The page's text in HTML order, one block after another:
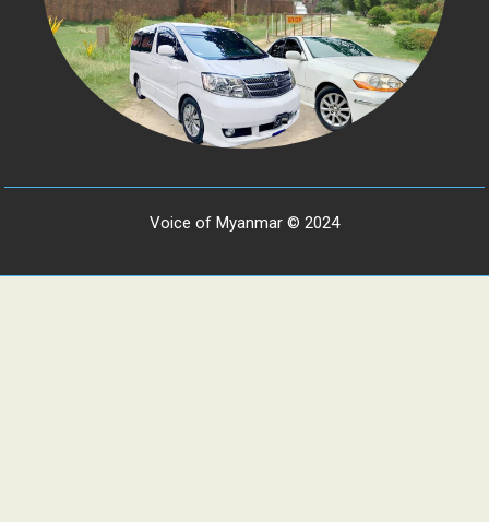
Voice of Myanmar © 2024